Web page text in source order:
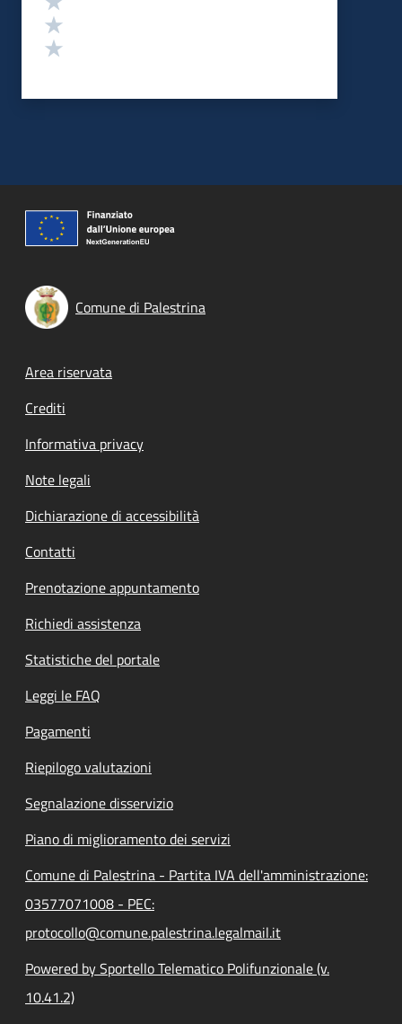
Comune di Palestrina
Footer menu
Area riservata
Crediti
Informativa privacy
Note legali
Dichiarazione di accessibilità
Contatti
Prenotazione appuntamento
Richiedi assistenza
Statistiche del portale
Leggi le FAQ
Pagamenti
Riepilogo valutazioni
Segnalazione disservizio
Piano di miglioramento dei servizi
Comune di Palestrina - Partita IVA dell'amministrazione:
03577071008 - PEC:
protocollo@comune.palestrina.legalmail.it
Powered by Sportello Telematico Polifunzionale (v.
10.41.2)